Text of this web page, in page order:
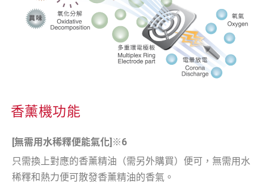
香薰機功能
[無需用水稀釋便能氣化]※6
只需換上對應的香薰精油（需另外購買）便可，無需用水
稀釋和熱力便可散發香薰精油的香氣。